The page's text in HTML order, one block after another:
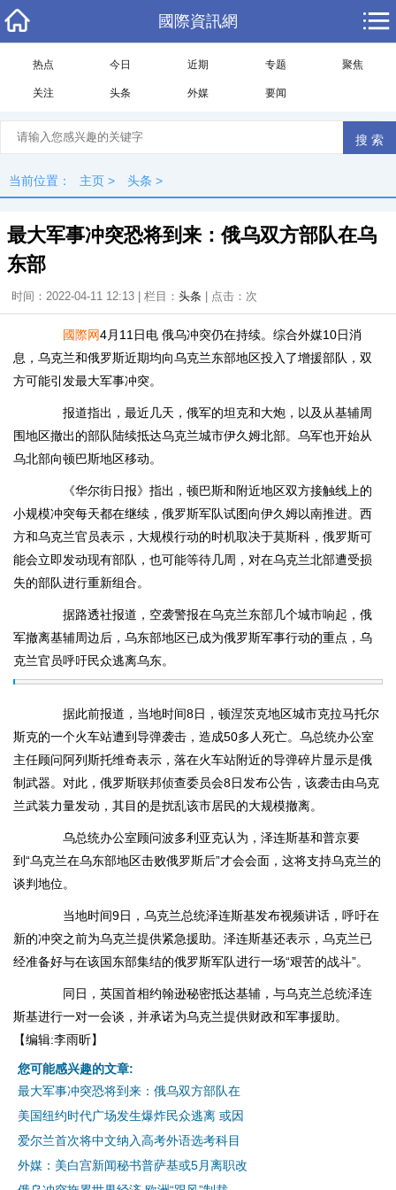
國際資訊網
热点 今日 近期 专题 聚焦
关注 头条 外媒 要闻
当前位置： 主页 > 头条 >
最大军事冲突恐将到来：俄乌双方部队在乌
东部
时间：2022-04-11 12:13 | 栏目： 头条 | 点击： 次
國際网4月11日电 俄乌冲突仍在持续。综合外媒10日消
息，乌克兰和俄罗斯近期均向乌克兰东部地区投入了增援部队，双
方可能引发最大军事冲突。
报道指出，最近几天，俄军的坦克和大炮，以及从基辅周
围地区撤出的部队陆续抵达乌克兰城市伊久姆北部。乌军也开始从
乌北部向顿巴斯地区移动。
《华尔街日报》指出，顿巴斯和附近地区双方接触线上的
小规模冲突每天都在继续，俄罗斯军队试图向伊久姆以南推进。西
方和乌克兰官员表示，大规模行动的时机取决于莫斯科，俄罗斯可
能会立即发动现有部队，也可能等待几周，对在乌克兰北部遭受损
失的部队进行重新组合。
据路透社报道，空袭警报在乌克兰东部几个城市响起，俄
军撤离基辅周边后，乌东部地区已成为俄罗斯军事行动的重点，乌
克兰官员呼吁民众逃离乌东。
据此前报道，当地时间8日，顿涅茨克地区城市克拉马托尔
斯克的一个火车站遭到导弹袭击，造成50多人死亡。乌总统办公室
主任顾问阿列斯托维奇表示，落在火车站附近的导弹碎片显示是俄
制武器。对此，俄罗斯联邦侦查委员会8日发布公告，该袭击由乌克
兰武装力量发动，其目的是扰乱该市居民的大规模撤离。
乌总统办公室顾问波多利亚克认为，泽连斯基和普京要
到“乌克兰在乌东部地区击败俄罗斯后”才会会面，这将支持乌克兰的
谈判地位。
当地时间9日，乌克兰总统泽连斯基发布视频讲话，呼吁在
新的冲突之前为乌克兰提供紧急援助。泽连斯基还表示，乌克兰已
经准备好与在该国东部集结的俄罗斯军队进行一场“艰苦的战斗”。
同日，英国首相约翰逊秘密抵达基辅，与乌克兰总统泽连
斯基进行一对一会谈，并承诺为乌克兰提供财政和军事援助。
【编辑:李雨昕】
您可能感兴趣的文章:
最大军事冲突恐将到来：俄乌双方部队在
美国纽约时代广场发生爆炸民众逃离 或因
爱尔兰首次将中文纳入高考外语选考科目
外媒：美白宫新闻秘书普萨基或5月离职改